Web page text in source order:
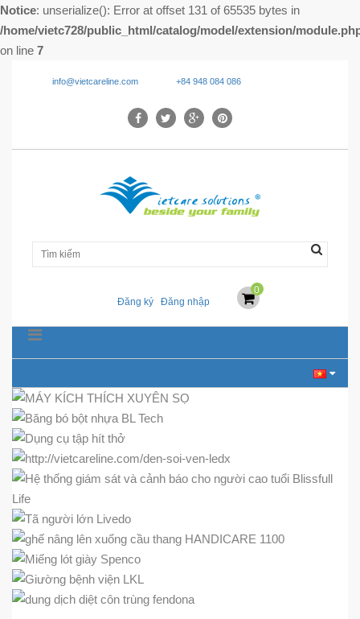
Notice: unserialize(): Error at offset 131 of 65535 bytes in
/home/vietc728/public_html/catalog/model/extension/
on line 7
info@vietcareline.com +84 948 084 086
Đăng ký Đăng nhập
0